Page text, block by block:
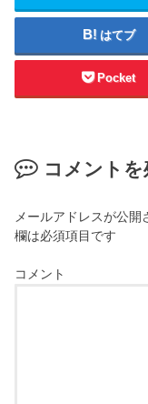
はてブ
Pocket
コメントを
メールアドレスが公開
欄は必須項目です
コメント